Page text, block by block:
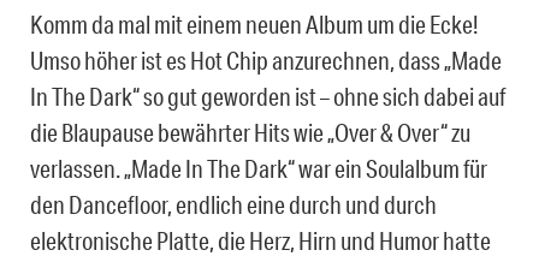
Komm da mal mit einem neuen Album um die Ecke!
Umso höher ist es Hot Chip anzurechnen, dass „Made
In The Dark“ so gut geworden ist – ohne sich dabei auf
die Blaupause bewährter Hits wie „Over & Over“ zu
verlassen. „Made In The Dark“ war ein Soulalbum für
den Dancefloor, endlich eine durch und durch
elektronische Platte, die Herz, Hirn und Humor hatte